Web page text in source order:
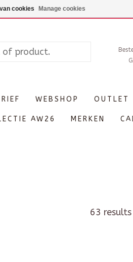
Maandag enkel op afspraak,
WEBSHOP OUTLET
AW26 MERKEN
63 results
cookies Manage cookies